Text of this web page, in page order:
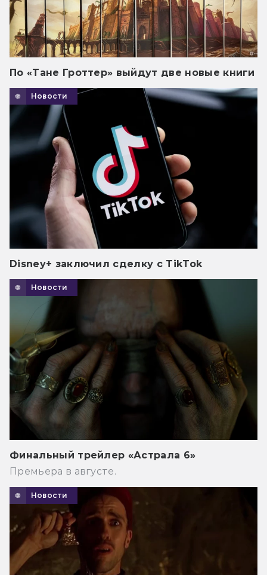
По «Тане Гроттер» выйдут две новые книги
Новости
Disney+ заключил сделку с TikTok
Новости
Финальный трейлер «Астрала 6»
Премьера в августе.
Новости